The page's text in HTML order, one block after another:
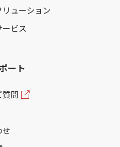
ューション
ビス
ート
質問
せ